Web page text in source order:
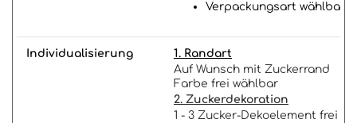
Verpackungsart wählbar
Individualisierung
1. Randart
Auf Wunsch mit Zuckerrand
Farbe frei wählbar
2. Zuckerdekoration
1 - 3 Zucker-Dekoelement frei